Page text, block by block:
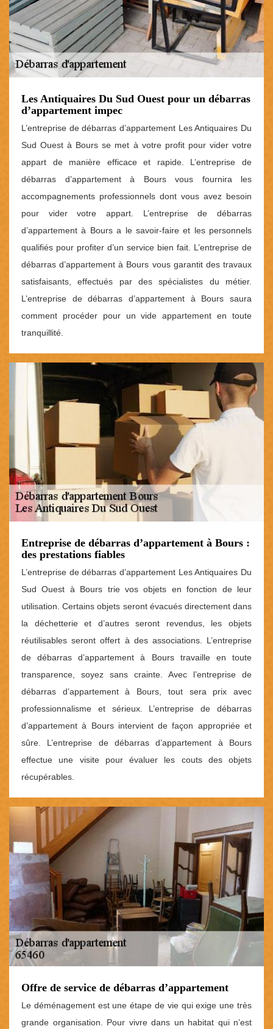
Les Antiquaires Du Sud Ouest pour un débarras
d’appartement impec
L’entreprise de débarras d’appartement Les Antiquaires Du
Sud Ouest à Bours se met à votre profit pour vider votre
appart de manière efficace et rapide. L’entreprise de
débarras d’appartement à Bours vous fournira les
accompagnements professionnels dont vous avez besoin
pour vider votre appart. L’entreprise de débarras
d’appartement à Bours a le savoir-faire et les personnels
qualifiés pour profiter d’un service bien fait. L’entreprise de
débarras d’appartement à Bours vous garantit des travaux
satisfaisants, effectués par des spécialistes du métier.
L’entreprise de débarras d’appartement à Bours saura
comment procéder pour un vide appartement en toute
tranquillité.
Entreprise de débarras d’appartement à Bours :
des prestations fiables
L’entreprise de débarras d’appartement Les Antiquaires Du
Sud Ouest à Bours trie vos objets en fonction de leur
utilisation. Certains objets seront évacués directement dans
la déchetterie et d’autres seront revendus, les objets
réutilisables seront offert à des associations. L’entreprise
de débarras d’appartement à Bours travaille en toute
transparence, soyez sans crainte. Avec l’entreprise de
débarras d’appartement à Bours, tout sera prix avec
professionnalisme et sérieux. L’entreprise de débarras
d’appartement à Bours intervient de façon appropriée et
sûre. L’entreprise de débarras d’appartement à Bours
effectue une visite pour évaluer les couts des objets
récupérables.
Offre de service de débarras d’appartement
Le déménagement est une étape de vie qui exige une très
grande organisation. Pour vivre dans un habitat qui n’est